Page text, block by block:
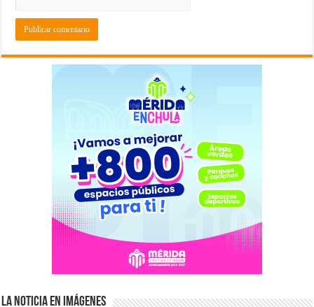
La Noticia en Imágenes